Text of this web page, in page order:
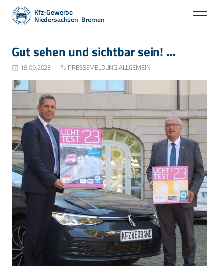
Kfz-Gewerbe
Niedersachsen-Bremen
Gut sehen und sichtbar sein! ...
18.09.2023 PRESSEMELDUNG ALLGEMEIN